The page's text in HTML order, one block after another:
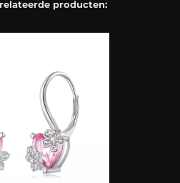
producten: